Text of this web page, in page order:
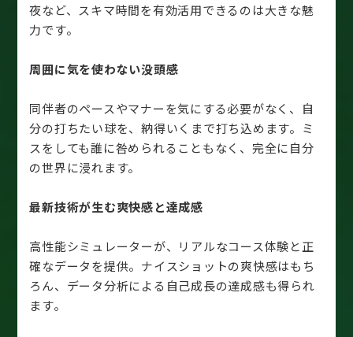
夜など、スキマ時間を有効活用できるのは大きな魅
力です。
周囲に気を使わない没頭感
同伴者のペースやマナーを気にする必要がなく、自
分の打ちたい球を、納得いくまで打ち込めます。ミ
スをしても誰に咎められることもなく、完全に自分
の世界に浸れます。
最新技術が生む爽快感と達成感
高性能シミュレーターが、リアルなコース体験と正
確なデータを提供。ナイスショットの爽快感はもち
ろん、データ分析による自己成長の達成感も得られ
ます。